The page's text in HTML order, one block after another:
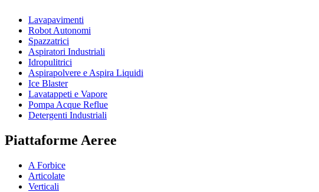
Lavapavimenti
Robot Autonomi
Spazzatrici
Aspiratori Industriali
Idropulitrici
Aspirapolvere e Aspira Liquidi
Ice Blaster
Lavatappeti e Vapore
Pompa Acque Reflue
Detergenti Industriali
Piattaforme Aeree
A Forbice
Articolate
Verticali